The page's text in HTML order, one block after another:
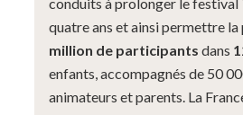
conduits à prolonger le festival
quatre ans et ainsi permettre
million de participants dans
enfants, accompagnés de 50
animateurs et parents. La